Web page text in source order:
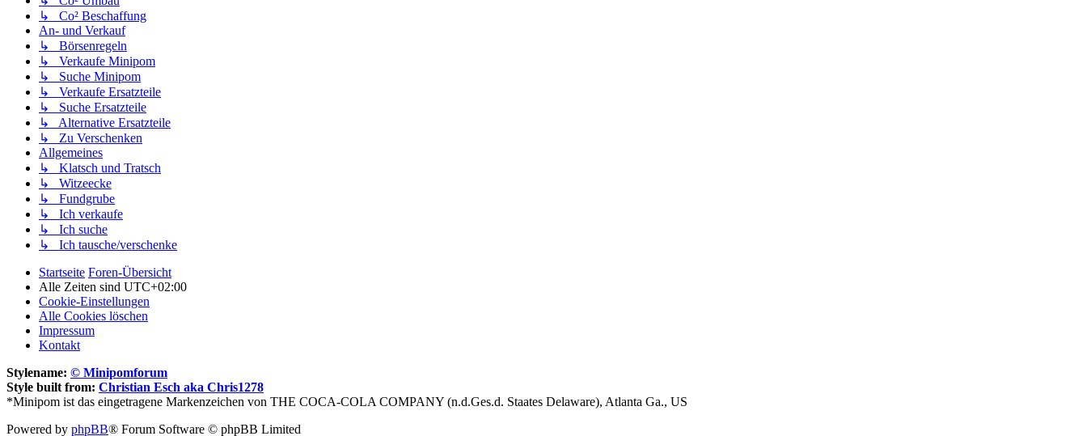
↳ Co² Beschaffung
An- und Verkauf
↳ Börsenregeln
↳ Verkaufe Minipom
↳ Suche Minipom
↳ Verkaufe Ersatzteile
↳ Suche Ersatzteile
↳ Alternative Ersatzteile
↳ Zu Verschenken
Allgemeines
↳ Klatsch und Tratsch
↳ Witzeecke
↳ Fundgrube
↳ Ich verkaufe
↳ Ich suche
↳ Ich tausche/verschenke
Startseite Foren-Übersicht
Alle Zeiten sind UTC+02:00
Cookie-Einstellungen
Alle Cookies löschen
Impressum
Kontakt
Stylename: © Minipomforum
Style built from: Christian Esch aka Chris1278
*Minipom ist das eingetragene Markenzeichen von THE COCA-COLA COMPANY (n.d.Ges.d. Staates Delaware), Atlanta Ga., US
Powered by phpBB® Forum Software © phpBB Limited